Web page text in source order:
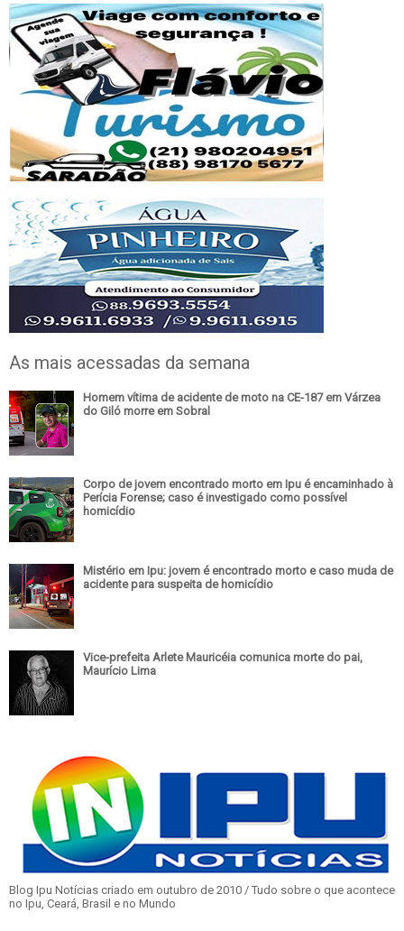
As mais acessadas da semana
Homem vítima de acidente de moto na CE-187 em Várzea
do Giló morre em Sobral
Corpo de jovem encontrado morto em Ipu é encaminhado à
Perícia Forense; caso é investigado como possível
homicídio
Mistério em Ipu: jovem é encontrado morto e caso muda de
acidente para suspeita de homicídio
Vice-prefeita Arlete Mauricéia comunica morte do pai,
Maurício Lima
Blog Ipu Notícias criado em outubro de 2010 / Tudo sobre o que acontece
no Ipu, Ceará, Brasil e no Mundo